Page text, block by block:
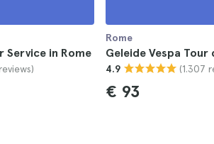
Service in Rome
Rome
Geleide Vespa Tour
4.9 (1.307
€ 93